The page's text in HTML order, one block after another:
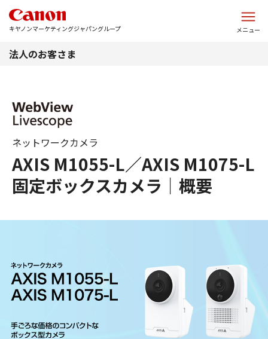
キヤノンマーケティングジャパングループ メニュー
法人のお客さま
AXIS M1055-L／AXIS M1075-L
固定ボックスカメラ｜概要
ネットワークカメラ